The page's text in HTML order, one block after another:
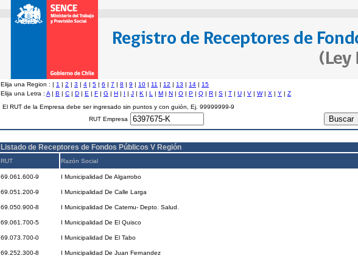
Elija una Region : | 1 | 2 | 3 | 4 | 5 | 6 | 7 | 8 | 9 | 10 | 11 | 12 | 13 | 14 | 15
Elija una Letra : A | B | C | D | E | F | G | H | I | J | K | L | M | N | O | P | Q | R | S | T | U | V | W| X | Y | Z
El RUT de la Empresa debe ser ingresado sin puntos y con guión, Ej. 99999999-9
RUT Empresa
Listado de Receptores de Fondos Públicos V Región
RUT Razón Social
69.061.600-9 I Municipalidad De Algarrobo
69.051.200-9 I Municipalidad De Calle Larga
69.050.900-8 I Municipalidad De Catemu- Depto. Salud.
69.061.700-5 I Municipalidad De El Quisco
69.073.700-0 I Municipalidad De El Tabo
69.252.300-8 I Municipalidad De Juan Fernandez